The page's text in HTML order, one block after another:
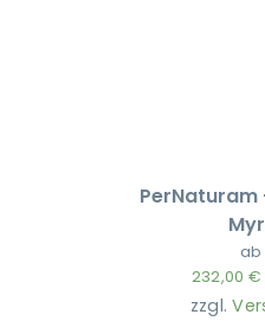
ab
232,00 €
zzgl.